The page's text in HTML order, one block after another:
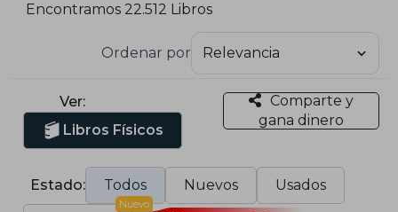
Encontramos 22.512 Libros
Ordenar por
Ver:
Libros Físicos
Comparte y
gana dinero
Estado: Todos Nuevos Usados
Nuevo